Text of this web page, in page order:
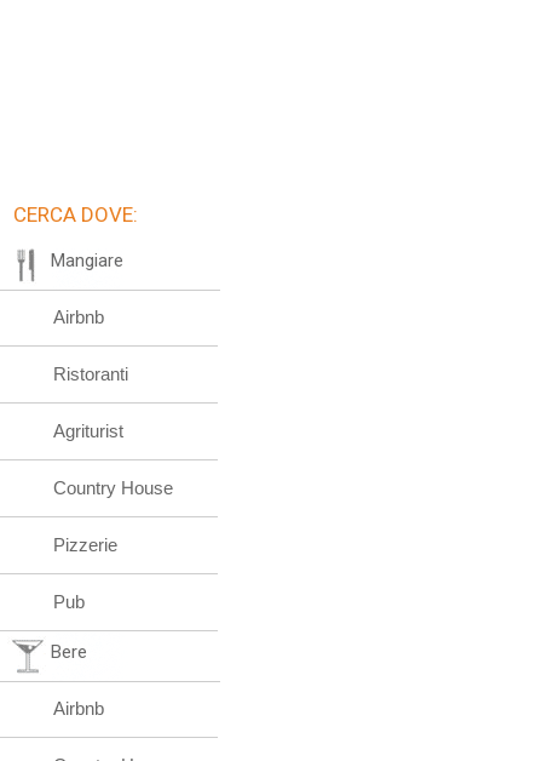
CERCA DOVE:
Mangiare
Airbnb
Ristoranti
Agriturist
Country House
Pizzerie
Pub
Bere
Airbnb